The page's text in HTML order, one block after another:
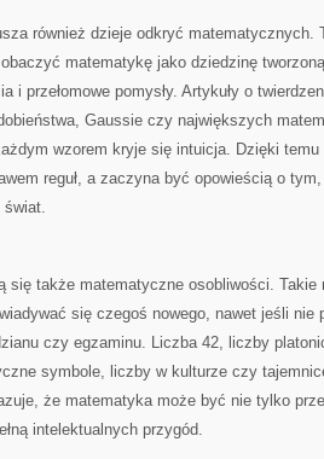
również dzieje odkryć matematycznych.
matematykę jako dziedzinę
i przełomowe pomysły. Artykuły o
Gaussie czy największych
wzorem kryje się intuicja. Dzięki
reguł, a zaczyna być opowieścią o
świat.
się także matematyczne osobliwości. Takie
się czegoś nowego, nawet jeśli nie
czy egzaminu. Liczba 42, liczby
symbole, liczby w kulturze czy
że matematyka może być nie tylko
intelektualnych przygód.